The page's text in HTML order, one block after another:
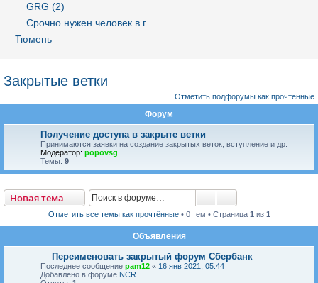
GRG (2)
Срочно нужен человек в г.
Тюмень
Закрытые ветки
Отметить подфорумы как прочтённые
Форум
Получение доступа в закрыте ветки
Принимаются заявки на создание закрытых веток, вступление и др.
Модератор: popovsg
Темы: 9
Новая тема
Новаятема
Отметить все темы как прочтённые• 0 тем • Страница 1 из 1
Объявления
Переименовать закрытый форум Сбербанк
Последнее сообщение pam12 « 16 янв 2021, 05:44
Добавлено в форуме NCR